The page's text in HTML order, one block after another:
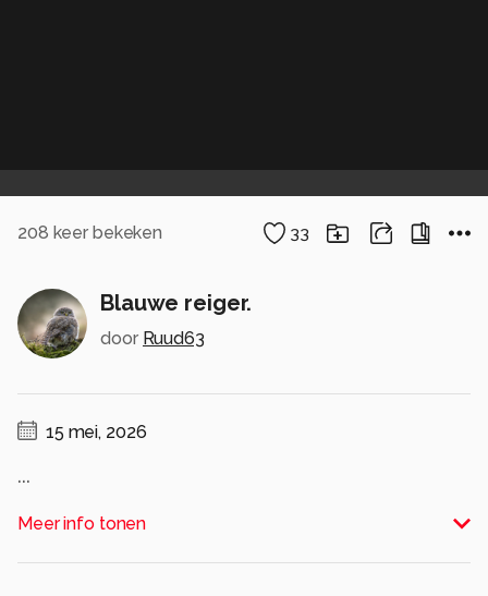
208 keer bekeken 33
Blauwe reiger.
door Ruud63
15 mei, 2026
...
Alle rechten voorbehouden
Meer info tonen